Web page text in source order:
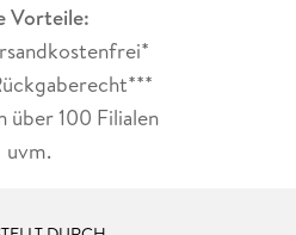
Vorteile:
über 100 Filialen
uvm.